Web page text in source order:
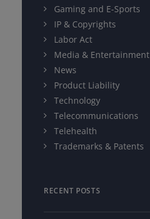
Gaming and E-Sports
IP & Copyrights
Labor Act
Media & Entertainment
News
Product Liability
Technology
Telecommunications
Telehealth
Trademarks & Patents
RECENT POSTS